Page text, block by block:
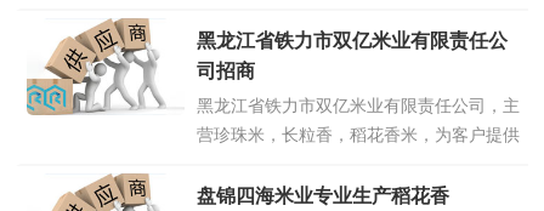
188554169991595665688818355483333
（微信同步）
黑龙江省铁力市双亿米业有限责任公
司招商
黑龙江省铁力市双亿米业有限责任公司，主
营珍珠米，长粒香，稻花香米，为客户提供
品牌，价格优廉，现诚招全国代理商合作热
盘锦四海米业专业生产稻花香